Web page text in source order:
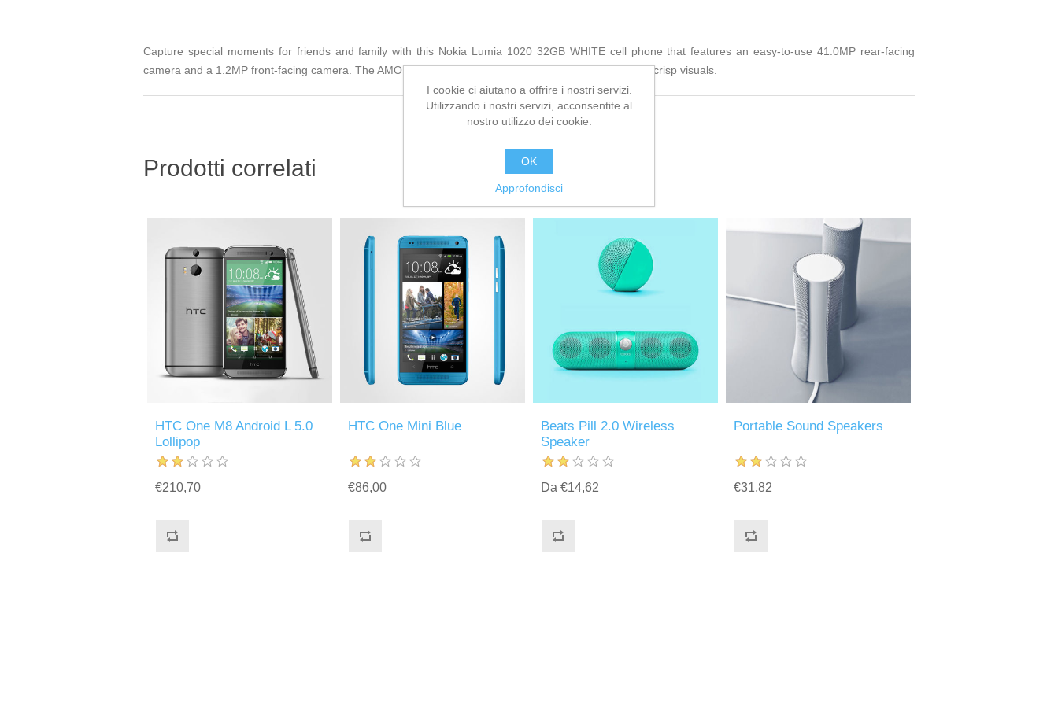
Capture special moments for friends and family with this Nokia Lumia 1020 32GB WHITE cell phone that features an easy-to-use 41.0MP rear-facing
camera and a 1.2MP front-facing camera. The AMOLED touch screen offers 768 x 1280 resolution for crisp visuals.
Prodotti correlati
HTC One M8 Android L 5.0
Lollipop
€210,70
HTC One Mini Blue
€86,00
Beats Pill 2.0 Wireless
Speaker
Da €14,62
Portable Sound Speakers
€31,82
I cookie ci aiutano a offrire i nostri servizi.
Utilizzando i nostri servizi, acconsentite al
nostro utilizzo dei cookie.
OK
Approfondisci